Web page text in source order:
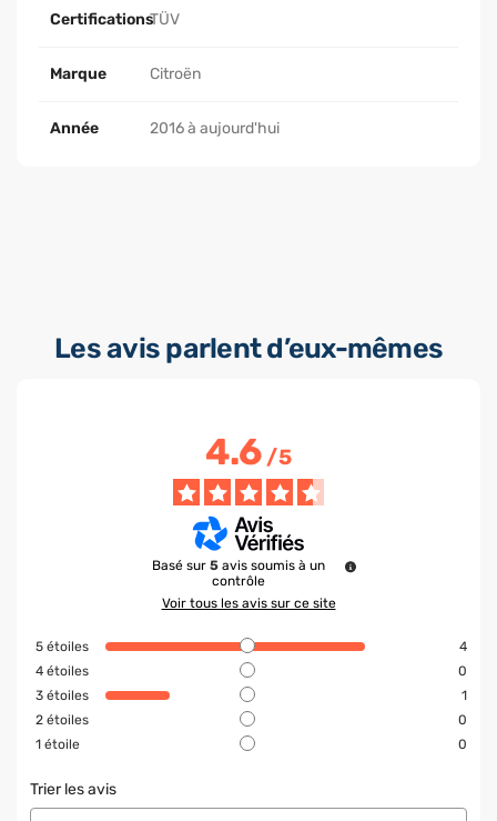
CertificationsTÜV
Marque Citroën
Année 2016 à aujourd'hui
Les avis parlent d’eux-mêmes
4.6/5
Basé sur 5 avis soumis à un
contrôle
Voir tous les avis sur ce site
5 étoiles
4
4 étoiles
0
3 étoiles
1
2 étoiles
0
1 étoile 0
Trier les avis